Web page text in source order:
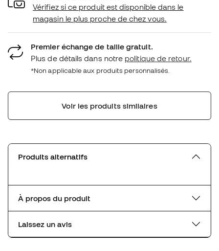
Vérifiez si ce produit est disponible dans le
magasin le plus proche de chez vous.
Premier échange de taille gratuit.
Plus de détails dans notre politique de retour.
*Non applicable aux produits personnalisés.
Voir les produits similaires
Produits alternatifs
À propos du produit
Laissez un avis